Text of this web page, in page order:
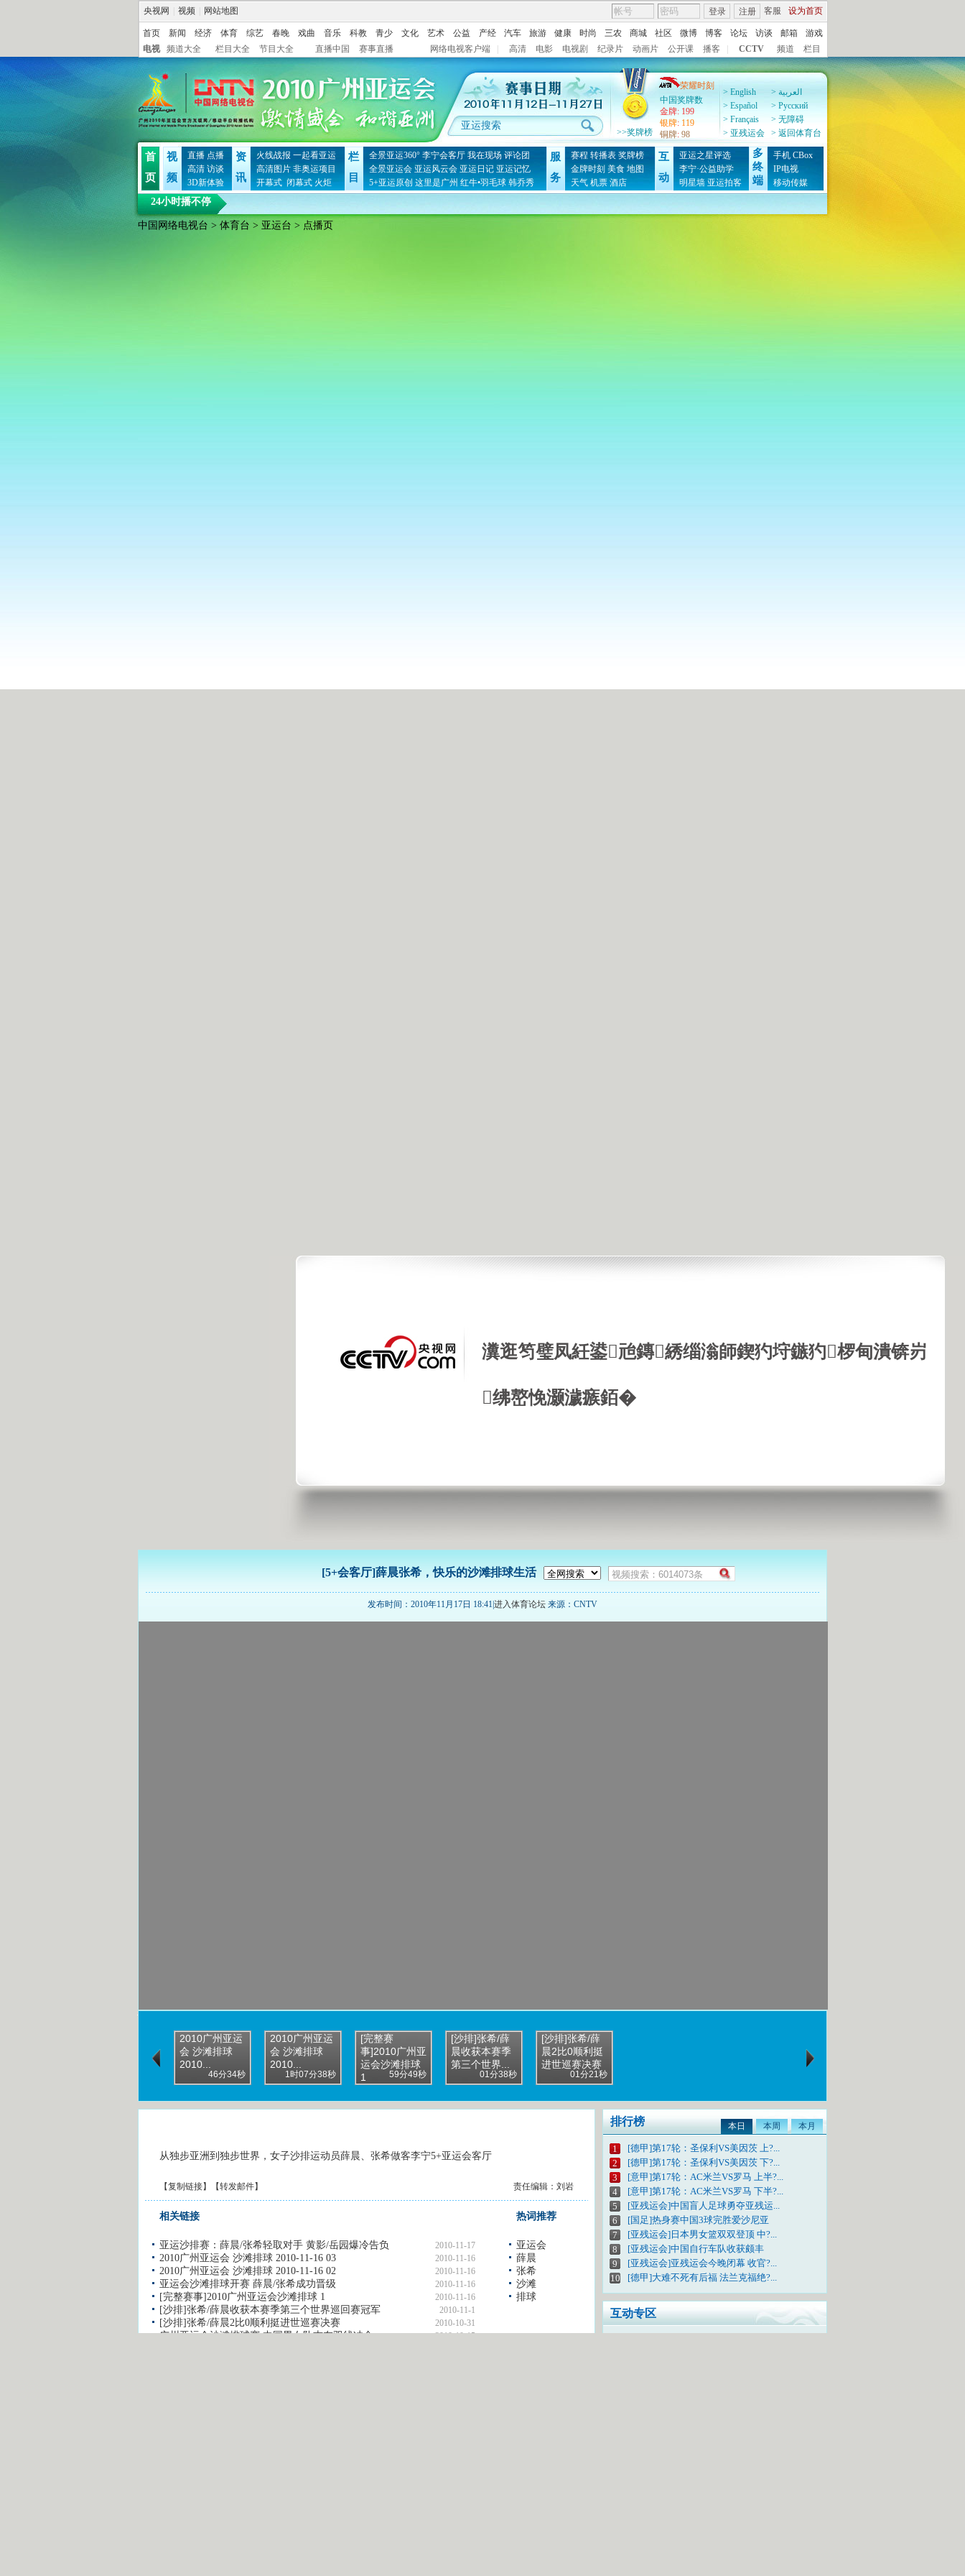
央视网 视频 网站地图 客服 设为首页
登录 注册
首页 新闻 经济 体育 综艺 春晚 戏曲 音乐 科教 青少 文化 艺术 公益 产经 汽车 旅游 健康 时尚 三农 商城 社区 微博 博客 论坛 访谈 邮箱
游戏
电视
频道大全 栏目大全 节目大全 直播中国 赛事直播 网络电视客户端 高清 电影 电视剧 纪录片 动画片 公开课 播客 CCTV 频道 栏目
> English
> العربية
> Español
> Pусский
> Français
> 无障碍
> 亚残运会
> 返回体育台
>>奖牌榜
荣耀时刻
中国奖牌数
金牌: 199
银牌: 119
铜牌: 98
首
页
视
频
直播 点播
高清 访谈
3D新体验
资
讯
火线战报 一起看亚运
高清图片 非奥运项目
开幕式 闭幕式 火炬
栏
目
全景亚运360° 李宁会客厅 我在现场 评论团
全景亚运会 亚运风云会 亚运日记 亚运记忆
5+亚运原创 这里是广州 红牛•羽毛球 韩乔秀
服
务
赛程 转播表 奖牌榜
金牌时刻 美食 地图
天气 机票 酒店
互
动
亚运之星评选
李宁·公益助学
明星墙 亚运拍客
多
终
端
手机 CBox
IP电视
移动传媒
24小时播不停
中国网络电视台 > 体育台 > 亚运台 > 点播页
瀵逛笉璧凤紝鍙兘鏄綉缁滃師鍥犳垨鏃犳椤甸潰锛岃
绋嶅悗灏濊瘯銆�
[5+会客厅]薛晨张希，快乐的沙滩排球生活
发布时间：2010年11月17日 18:41|进入体育论坛 来源：CNTV
2010广州亚运
会 沙滩排球
2010...
46分34秒
2010广州亚运
会 沙滩排球
2010...
1时07分38秒
[完整赛
事]2010广州亚
运会沙滩排球
1
59分49秒
[沙排]张希/薛
晨收获本赛季
第三个世界...
01分38秒
[沙排]张希/薛
晨2比0顺利挺
进世巡赛决赛
01分21秒
从独步亚洲到独步世界，女子沙排运动员薛晨、张希做客李宁5+亚运会客厅
责任编辑：刘岩
【复制链接】【转发邮件】
相关链接
亚运沙排赛：薛晨/张希轻取对手 黄影/岳园爆冷告负 2010-11-17
2010广州亚运会 沙滩排球 2010-11-16 03 2010-11-16
2010广州亚运会 沙滩排球 2010-11-16 02 2010-11-16
亚运会沙滩排球开赛 薛晨/张希成功晋级 2010-11-16
[完整赛事]2010广州亚运会沙滩排球 1 2010-11-16
[沙排]张希/薛晨收获本赛季第三个世界巡回赛冠军 2010-11-1
[沙排]张希/薛晨2比0顺利挺进世巡赛决赛 2010-10-31
广州亚运会沙滩排球赛 中国男女队志在双线冲金 2010-10-15
热词推荐
亚运会
薛晨
张希
沙滩
排球
排行榜 本日 本周 本月
1
[德甲]第17轮：圣保利VS美因茨 上?...
2
[德甲]第17轮：圣保利VS美因茨 下?...
3
[意甲]第17轮：AC米兰VS罗马 上半?...
4
[意甲]第17轮：AC米兰VS罗马 下半?...
5
[亚残运会]中国盲人足球勇夺亚残运...
6
[国足]热身赛中国3球完胜爱沙尼亚
7
[亚残运会]日本男女篮双双登顶 中?...
8
[亚残运会]中国自行车队收获颇丰
9
[亚残运会]亚残运会今晚闭幕 收官?...
10
[德甲]大难不死有后福 法兰克福绝?...
互动专区